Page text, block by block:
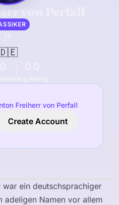
von Perfall
Freiherr von Perfall
Create Account
ein deutschsprachiger
adeligen Namen vor allem